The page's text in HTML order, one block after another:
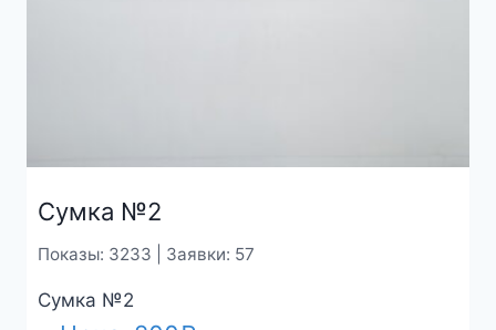
Сумка №2
Показы: 3233 | Заявки: 57
Сумка №2